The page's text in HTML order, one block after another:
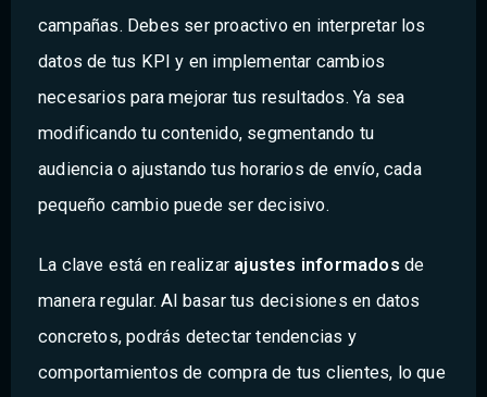
campañas. Debes ser proactivo en interpretar los
datos de tus KPI y en implementar cambios
necesarios para mejorar tus resultados. Ya sea
modificando tu contenido, segmentando tu
audiencia o ajustando tus horarios de envío, cada
pequeño cambio puede ser decisivo.
La clave está en realizar ajustes informados de
manera regular. Al basar tus decisiones en datos
concretos, podrás detectar tendencias y
comportamientos de compra de tus clientes, lo que